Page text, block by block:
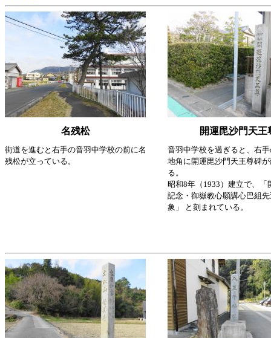
名残松 開運毘沙門天王
街道を進むと右手の音羽中学校の前に名
残松が立っている。
音羽中学校を過ぎると、右
地角に開運毘沙門天王尊碑
る。
昭和8年（1933）建立で、「
記念・御嶽教心願講心巴組
象」 と刻まれている。